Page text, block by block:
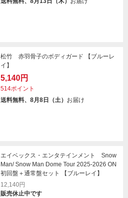
松竹 赤羽骨子のボディガード 【ブルーレ
イ】
5,140円
514ポイント
送料無料、8月8日（土） お届け
エイベックス・エンタテインメント Snow
Man/ Snow Man Dome Tour 2025-2026 ON
初回盤＋通常盤セット 【ブルーレイ】
12,140円
販売休止中です